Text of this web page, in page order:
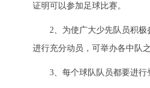
证明可以参加足球比赛。
2、为使广大少先队员积极
进行充分动员，可举办各中队
3、每个球队队员都要进行